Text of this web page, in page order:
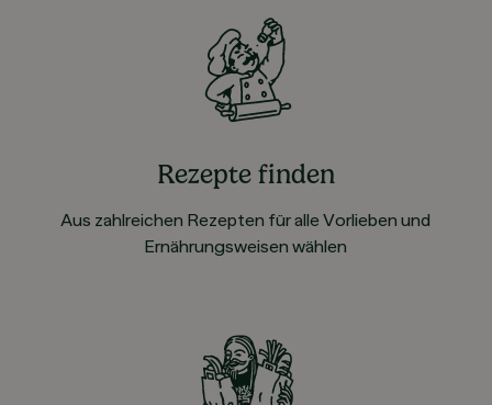
Rezepte finden
Aus zahlreichen Rezepten für alle Vorlieben und
Ernährungsweisen wählen